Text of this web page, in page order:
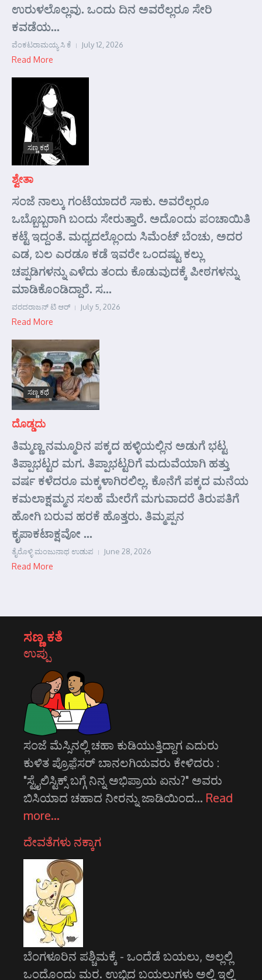
ಉರುಳಲೊಲ್ಲವು. ಒಂದು ದಿನ ಅವರೆಲ್ಲರೂ ಸೇರಿ
ಕವಡೆಯ...
ವೆಂಕಟರಾಮಯ್ಯ ಸಿ ಕೆ July 12, 2026
Read More
ಸಣ್ಣ ಕಥೆ
ಶ್ವೇತಾ
ಸಂಜೆ ನಾಲ್ಕು ಗಂಟೆಯಾದರೆ ಸಾಕು. ಅವರೆಲ್ಲರೂ
ಒಬ್ಬೊಬ್ಬರಾಗಿ ಬಂದು ಸೇರುತ್ತಾರೆ. ಅದೊಂದು ಪಂಚಾಯಿತಿ
ಕಟ್ಟೆ ಇದ್ದಂತೆ. ಮಧ್ಯದಲ್ಲೊಂದು ಸಿಮೆಂಟ್ ಬೆಂಚು, ಅದರ
ಎಡ, ಬಲ ಎರಡೂ ಕಡೆ ಇವರೇ ಒಂದಷ್ಟು ಕಲ್ಲು
ಚಪ್ಪಡಿಗಳನ್ನು ಎಳೆದು ತಂದು ಕೊಡುವುದಕ್ಕೆ ಪೀಠಗಳನ್ನು
ಮಾಡಿಕೊಂಡಿದ್ದಾರೆ. ಸ...
ವರದರಾಜನ್ ಟಿ ಆರ್ July 5, 2026
Read More
ಸಣ್ಣ ಕಥೆ
ದೊಡ್ಡದು
ತಿಮ್ಮಣ್ಣ ನಮ್ಮೂರಿನ ಪಕ್ಕದ ಹಳ್ಳಿಯಲ್ಲಿನ ಅಡುಗೆ ಭಟ್ಟ
ತಿಪ್ಪಾಭಟ್ಟರ ಮಗ. ತಿಪ್ಪಾಭಟ್ಟರಿಗೆ ಮದುವೆಯಾಗಿ ಹತ್ತು
ವರ್ಷ ಕಳೆದರೂ ಮಕ್ಕಳಾಗಿರಲಿಲ್ಲ. ಕೊನೆಗೆ ಪಕ್ಕದ ಮನೆಯ
ಕಮಲಾಕ್ಷಮ್ಮನ ಸಲಹೆ ಮೇರೆಗೆ ಮಗುವಾದರೆ ತಿರುಪತಿಗೆ
ಹೋಗಿ ಬರುವ ಹರಕೆ ಹೊತ್ತರು. ತಿಮ್ಮಪ್ಪನ
ಕೃಪಾಕಟಾಕ್ಷವೋ ...
ತೈರೊಳ್ಳಿ ಮಂಜುನಾಥ ಉಡುಪ June 28, 2026
Read More
ಸಣ್ಣ ಕತೆ
ಉಪ್ಪು
ಸಂಜೆ ಮೆಸ್ಸಿನಲ್ಲಿ ಚಹಾ ಕುಡಿಯುತ್ತಿದ್ದಾಗ ಎದುರು
ಕುಳಿತ ಪ್ರೊಫ಼ೆಸರ್ ಬಾನಲಗಿಯವರು ಕೇಳಿದರು :
"ಸ್ಟೈಲಿಸ್ಟಿಕ್ಸ್ ಬಗ್ಗೆ ನಿನ್ನ ಅಭಿಪ್ರಾಯ ಏನು?" ಅವರು
ಬಿಸಿಯಾದ ಚಹಾದ ನೀರನ್ನು ಜಾಡಿಯಿಂದ… Read
more…
ದೇವತೆಗಳು ನಕ್ಕಾಗ
ಬೆಂಗಳೂರಿನ ಪಶ್ಚಿಮಕ್ಕೆ - ಒಂದೆಡೆ ಬಯಲು, ಅಲ್ಲಲ್ಲಿ
ಒಂದೊಂದು ಮರ. ಉಬ್ಬಿದ ಬಯಲುಗಳು ಅಲ್ಲಿ ಇಲ್ಲಿ